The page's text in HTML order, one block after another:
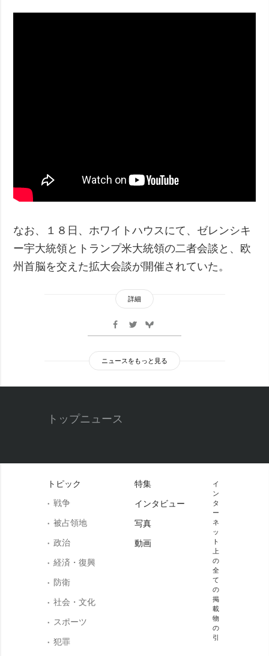
なお、１８日、ホワイトハウスにて、ゼレンシキ
ー宇大統領とトランプ米大統領の二者会談と、欧
州首脳を交えた拡大会談が開催されていた。
詳細
ニュースをもっと見る
トップニュース
トピック
戦争
被占領地
政治
経済・復興
防衛
社会・文化
スポーツ
犯罪
特集
インタビュー
写真
動画
イ
ン
タ
ー
ネ
ッ
ト
上
の
全
て
の
掲
載
物
の
引